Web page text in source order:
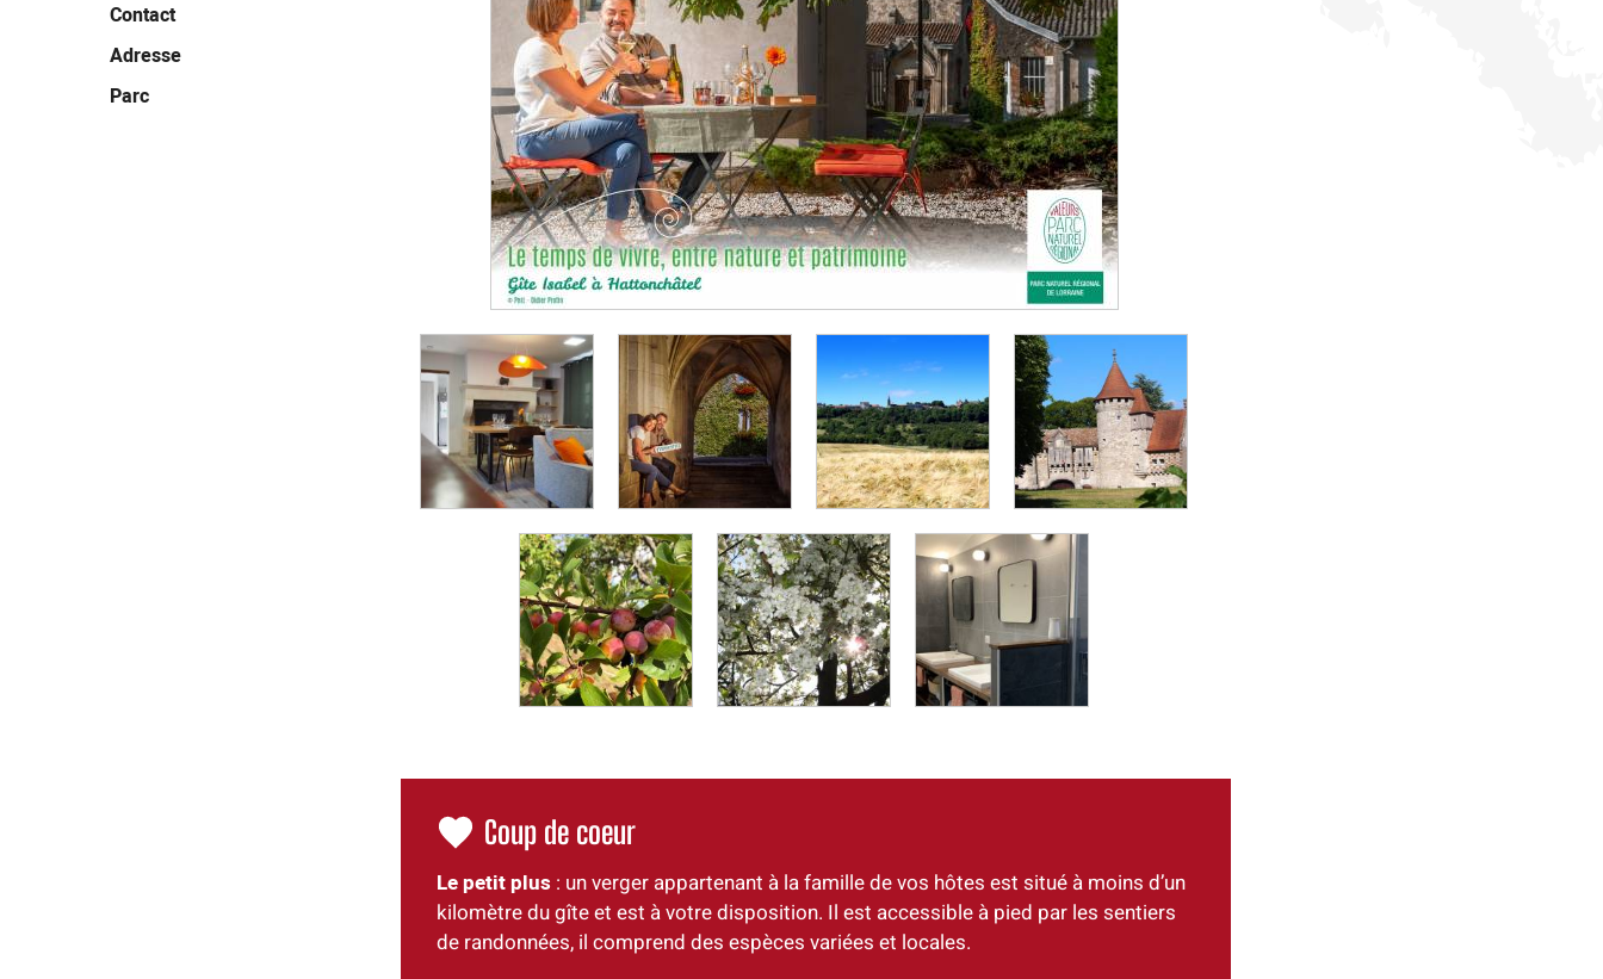
Contact
Adresse
Parc
Coup de coeur
Le petit plus : un verger appartenant à la famille de vos hôtes est situé à moins d’un
kilomètre du gîte et est à votre disposition. Il est accessible à pied par les sentiers
de randonnées, il comprend des espèces variées et locales.